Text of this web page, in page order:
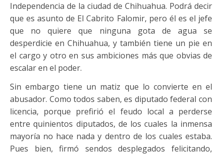
Independencia de la ciudad de Chihuahua. Podrá decir
que es asunto de El Cabrito Falomir, pero él es el jefe
que no quiere que ninguna gota de agua se
desperdicie en Chihuahua, y también tiene un pie en
el cargo y otro en sus ambiciones más que obvias de
escalar en el poder.
Sin embargo tiene un matiz que lo convierte en el
abusador. Como todos saben, es diputado federal con
licencia, porque prefirió el feudo local a perderse
entre quinientos diputados, de los cuales la inmensa
mayoría no hace nada y dentro de los cuales estaba.
Pues bien, firmó sendos desplegados felicitando,